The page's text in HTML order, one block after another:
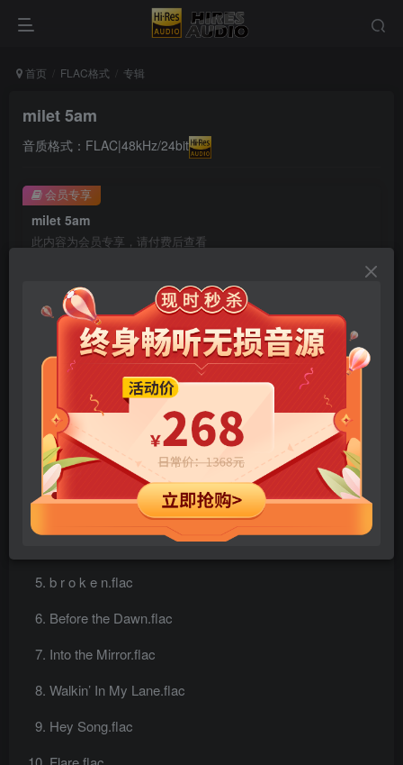
首页 FLAC格式 专辑
milet 5am
音质格式：FLAC|48kHz/24bit
milet 5am
此内容为会员专享，请付费后查看
9.9 ￥99
年卡会员免费 永久会员免费
立即购买
您当前未登录！建议登陆后购买，可保存购买订单
会员专享
Clan (5am mix).flac
コイコガレ.flac
Living My Life.flac
b r o k e n.flac
Before the Dawn.flac
Into the Mirror.flac
Walkin’ In My Lane.flac
Hey Song.flac